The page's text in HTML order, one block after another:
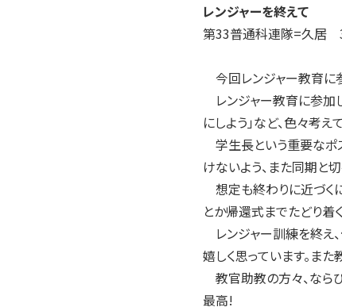
レンジャーを終えて
第33普通科連隊=久居
今回レンジャー教育に
レンジャー教育に参加
にしよう」など、色々考え
学生長という重要なポ
けないよう、また同期と
想定も終わりに近づく
とか帰還式までたどり着
レンジャー訓練を終え
嬉しく思っています。ま
教官助教の方々、なら
最高!